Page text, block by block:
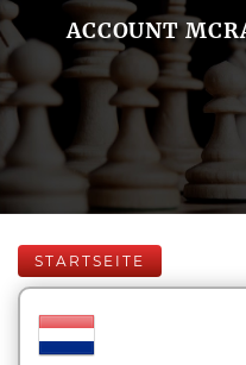
ACCOUNT
STARTSEITE